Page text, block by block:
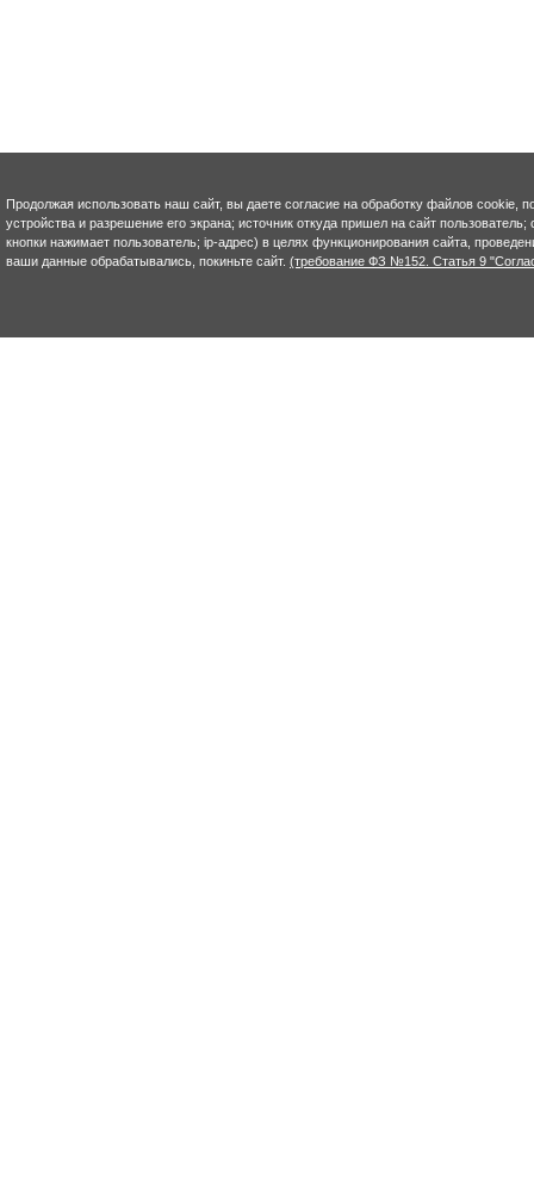
Продолжая использовать наш сайт, вы даете согласие на обработку файлов cookie,
устройства и разрешение его экрана; источник откуда пришел на сайт
кнопки нажимает пользователь; ip-адрес) в целях функционирования сайта,
ваши данные обрабатывались, покиньте сайт. (требование ФЗ №152. Статья 9